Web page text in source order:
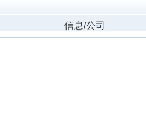
信息/公司